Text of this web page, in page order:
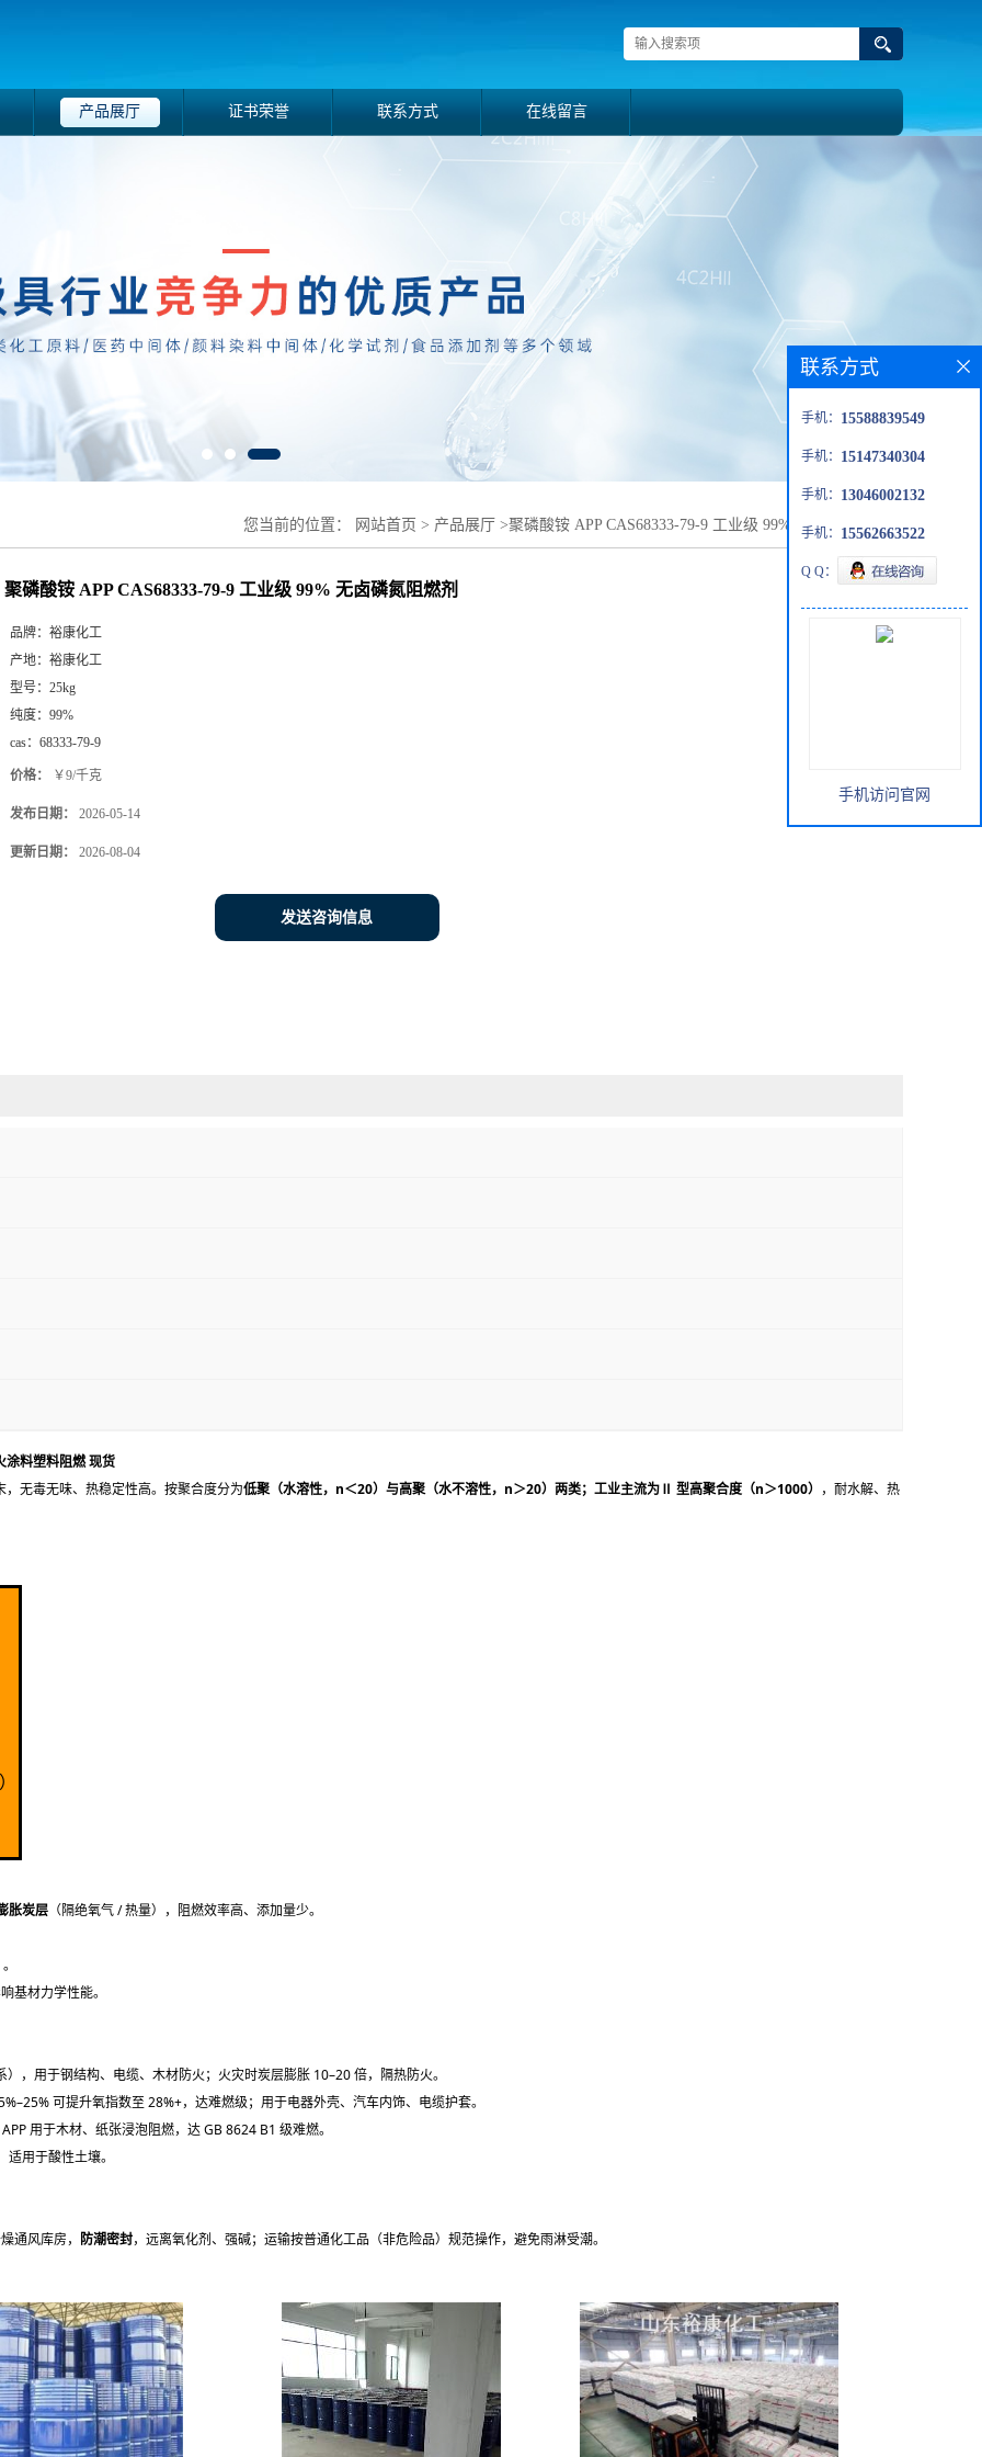
产品展厅 证书荣誉 联系方式 在线留言
您当前的位置： 网站首页 > 产品展厅 >聚磷酸铵 APP CAS68333-79-9 工业级 99% 无卤磷氮阻燃剂
聚磷酸铵 APP CAS68333-79-9 工业级 99% 无卤磷氮阻燃剂
品牌： 裕康化工
产地： 裕康化工
型号： 25kg
纯度： 99%
cas： 68333-79-9
价格： ￥9/千克
发布日期： 2026-05-14
更新日期： 2026-08-04
发送咨询信息
涂料塑料阻燃 现货
，无毒无味、热稳定性高。按聚合度分为低聚（水溶性，n＜20） 与高聚（水不溶性，n＞20） 两类；工业主流为Ⅱ 型高聚合度（n＞1000） ，耐水解、热
胀炭层 （隔绝氧气 / 热量），阻燃效率高、添加量少。
基材力学性能。
，用于钢结构、电缆、木材防火；火灾时炭层膨胀 10–20 倍，隔热防火。
可提升氧指数至 28%+，达难燃级；用于电器外壳、汽车内饰、电缆护套。
用于木材、纸张浸泡阻燃，达 GB 8624 B1 级难燃。
用于酸性土壤。
通风库房， 防潮密封，远离氧化剂、强碱；运输按普通化工品（非危险品）规范操作，避免雨淋受潮。
联系方式
手机： 15588839549
手机： 15147340304
手机： 13046002132
手机： 15562663522
Q Q：
手机访问官网